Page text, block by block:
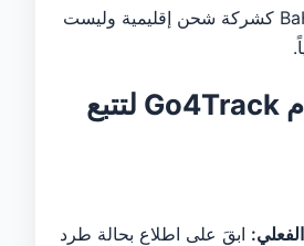
مما يؤكد وضع BaHao كشركة شحن إقليمية وليست
لماذا تستخدم Go4Track لتتبع
ابقَ على اطلاع بحالة طرد